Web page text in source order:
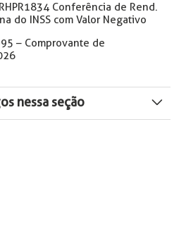
Conferência de Rend.
do INSS com Valor Negativo
– Comprovante de
nessa seção
da data de pagamento não
ano da competência dos